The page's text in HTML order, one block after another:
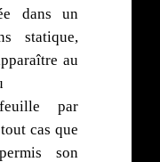
dans un
statique,
au
par
cas que
son